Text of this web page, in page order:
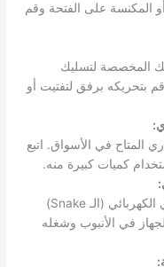
المكنسة على الفتحة وقم
المخصصة لتسليك
بتحريكه برفق لتفتيت أو
المتاح في الأسواق. اتبع
كميات كبيرة منه.
يمكن استخدام جهاز تسليك المجاري الكهربائي (الـ Snake)
في الأنبوب وشغله